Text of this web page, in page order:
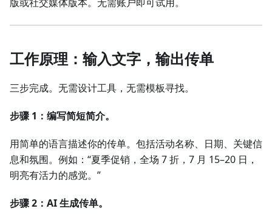
工作原理：输入文字，输出传单
三步完成。无需设计工具，无需模板寻找。
步骤 1：编写简短简介。
用简单的语言描述你的传单。包括活动名称、日期、关键信
息和氛围。例如：“夏季促销，全场 7 折，7 月 15–20 日，
明亮有活力的感觉。”
步骤 2：AI 生成传单。